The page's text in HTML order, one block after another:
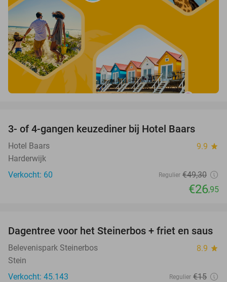
3- of 4-gangen keuzediner bij Hotel Baars
Hotel Baars 9.9 star
Harderwijk
Verkocht: 60
Regulier €49,30
€26,95
37%
Dagentree voor het Steinerbos + friet en saus
Belevenispark Steinerbos 8.9 star
Stein
Verkocht: 45.143
Regulier €15